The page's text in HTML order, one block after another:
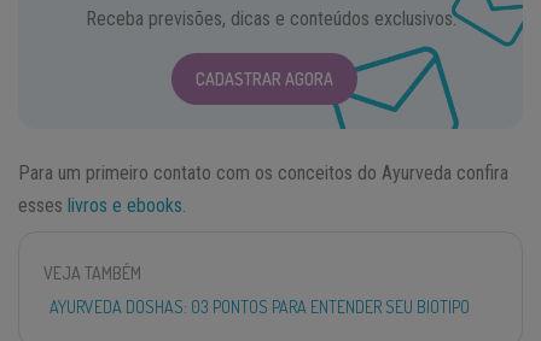
Receba previsões, dicas e conteúdos exclusivos.
CADASTRAR AGORA
Para um primeiro contato com os conceitos do Ayurveda confira
esses livros e ebooks
VEJA TAMBÉM
AYURVEDA DOSHAS: 03 PONTOS PARA ENTENDER SEU BIOTIPO